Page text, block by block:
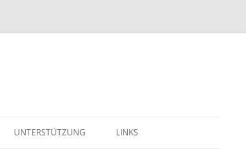
UNTERSTÜTZUNG LINKS